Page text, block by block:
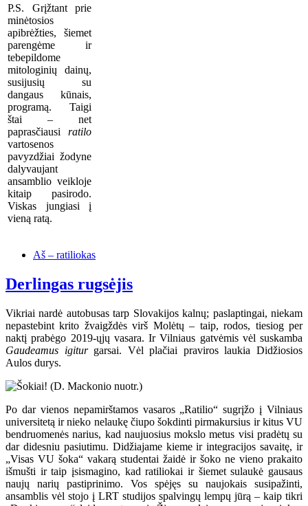
P.S. Grįžtant prie
minėtosios
apibrėžties, šiemet
parengėme ir
tebepildome
mitologinių dainų,
susijusių su
dangaus kūnais,
programą. Taigi
štai – net
paprasčiausi ratilo
vartosenos
pavyzdžiai žodyne
dalyvaujant
ansamblio veikloje
kitaip pasirodo.
Viskas jungiasi į
vieną ratą.
Aš – ratiliokas
Derlingas rugsėjis
Vikriai nardė autobusas tarp Slovakijos kalnų; paslaptingai, niekam
nepastebint krito žvaigždės virš Molėtų – taip, rodos, tiesiog per
naktį prabėgo 2019-ųjų vasara. Ir Vilniaus gatvėmis vėl suskamba
Gaudeamus igiturgarsai. Vėl plačiai praviros laukia Didžiosios
Aulos durys.
Po dar vienos nepamirštamos vasaros „Ratilio“ sugrįžo į Vilniaus
universitetą ir nieko nelaukę čiupo šokdinti pirmakursius ir kitus VU
bendruomenės narius, kad naujuosius mokslo metus visi pradėtų su
dar didesniu pasiutimu. Didžiajame kieme ir integracijos savaitę, ir
„Visas VU šoka“ vakarą studentai žaidė ir šoko ne vieno prakaito
išmušti ir taip įsismagino, kad ratiliokai ir šiemet sulaukė gausaus
naujų narių pastiprinimo. Vos spėjęs su naujokais susipažinti,
ansamblis vėl stojo į LRT studijos spalvingų lempų jūrą – kaip tikri